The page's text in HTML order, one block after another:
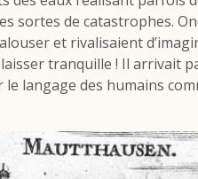
sortes de catastrophes.
et rivalisaient
tranquille ! Il arrivait
langage des humains